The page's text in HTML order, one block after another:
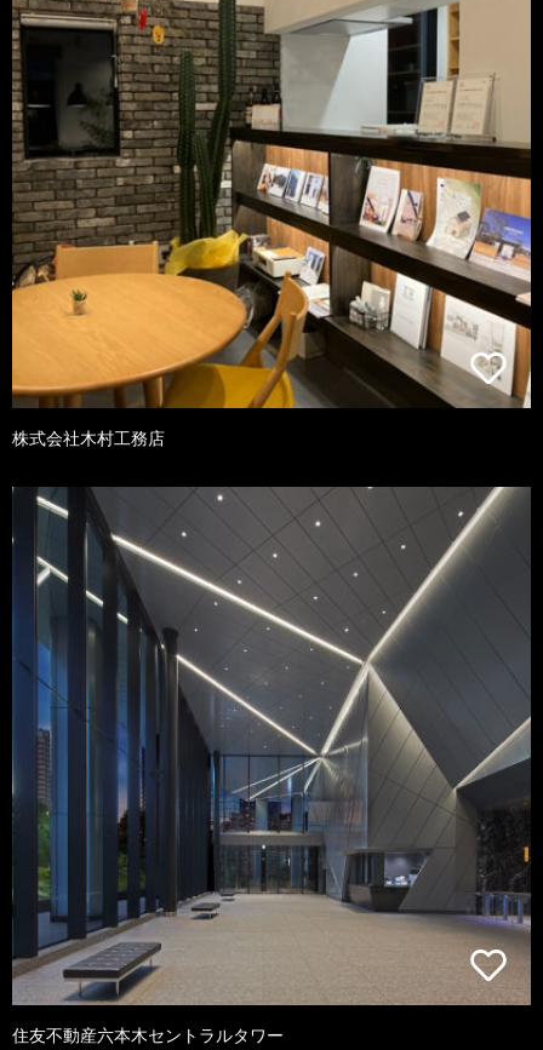
株式会社木村工務店
住友不動産六本木セントラルタワー